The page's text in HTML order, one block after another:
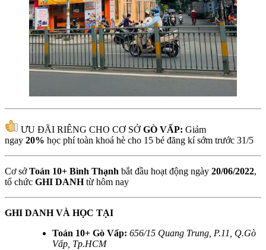
ƯU ĐÃI RIÊNG CHO CƠ SỞ GÒ VẤP: Giảm
ngay 20% học phí toàn khoá hè cho 15 bé đăng kí sớm trước 31/5
Cơ sởToán 10+ Bình Thạnh bắt đầu hoạt động ngày 20/06/2022,
tổ chức GHI DANHtừ hôm nay
GHI DANH VÀ HỌC TẠI
Toán 10+ Gò Vấp: 656/15 Quang Trung, P.11, Q.Gò
Vấp, Tp.HCM